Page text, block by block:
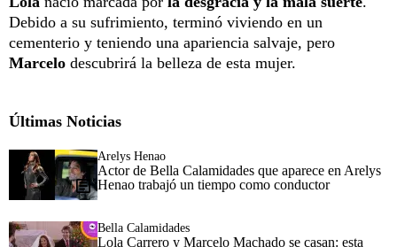
Debido a su sufrimiento, terminó viviendo en un
cementerio y teniendo una apariencia salvaje, pero
Marcelo descubrirá la belleza de esta mujer.
Últimas Noticias
Arelys Henao
Actor de Bella Calamidades que aparece en Arelys
Henao trabajó un tiempo como conductor
Bella Calamidades
Lola Carrero y Marcelo Machado se casan: esta